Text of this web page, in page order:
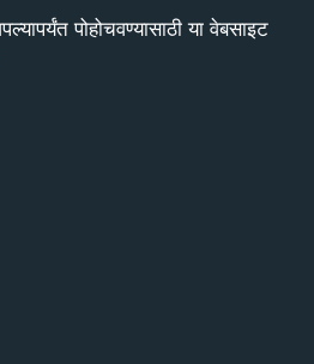
पोहोचवण्यासाठी या वेबसाइट